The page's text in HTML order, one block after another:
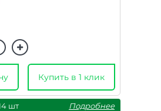
Купить в 1 клик
шт Подробнее